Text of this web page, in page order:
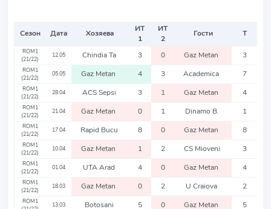
Сезон Дата Хозяева
ИТ
1
ИТ
2
Гости Т
ROM1
(21/22)
12.05 Chindia Ta 3 0 Gaz Metan 3
ROM1
(21/22)
05.05 Gaz Metan 4 3 Academica 7
ROM1
(21/22)
28.04 ACS Sepsi 3 1 Gaz Metan 4
ROM1
(21/22)
21.04 Gaz Metan 0 1 Dinamo B. 1
ROM1
(21/22)
17.04 Rapid Bucu 8 0 Gaz Metan 8
ROM1
(21/22)
10.04 Gaz Metan 1 2 CS Mioveni 3
ROM1
(21/22)
01.04 UTA Arad 4 0 Gaz Metan 4
ROM1
(21/22)
18.03 Gaz Metan 0 2 U Craiova 2
ROM1
13.03 Botosani 5 0 Gaz Metan 5